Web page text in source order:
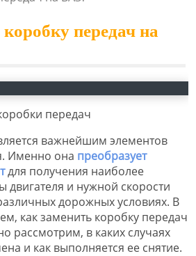
передач на
важнейшим элементов
Именно она преобразует
для получения наиболее
двигателя и нужной скорости
дорожных условиях. В
как заменить коробку передач
рассмотрим, в каких случаях
и как выполняется ее снятие.